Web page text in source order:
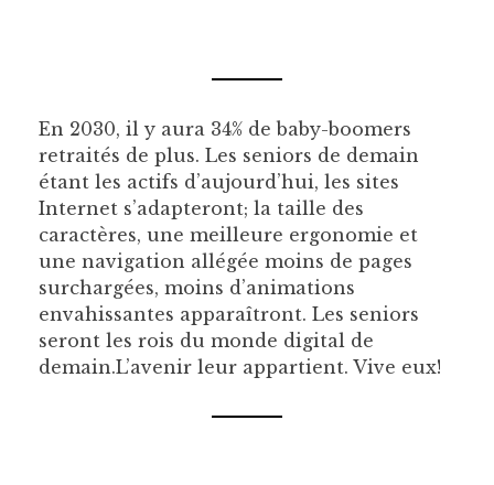
En 2030, il y aura 34% de baby-boomers
retraités de plus. Les seniors de demain
étant les actifs d’aujourd’hui, les sites
Internet s’adapteront; la taille des
caractères, une meilleure ergonomie et
une navigation allégée moins de pages
surchargées, moins d’animations
envahissantes apparaîtront. Les seniors
seront les rois du monde digital de
demain.L’avenir leur appartient. Vive eux!